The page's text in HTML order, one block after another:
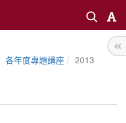
各年度專題講座 2013